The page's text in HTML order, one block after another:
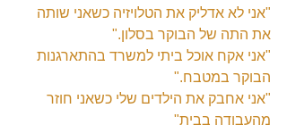
"אני לא אדליק את הטלויזיה כשאני שותה
את התה של הבוקר בסלון."
"אני אקח אוכל ביתי למשרד בהתארגנות
הבוקר במטבח."
"אני אחבק את הילדים שלי כשאני חוזר
מהעבודה בבית"